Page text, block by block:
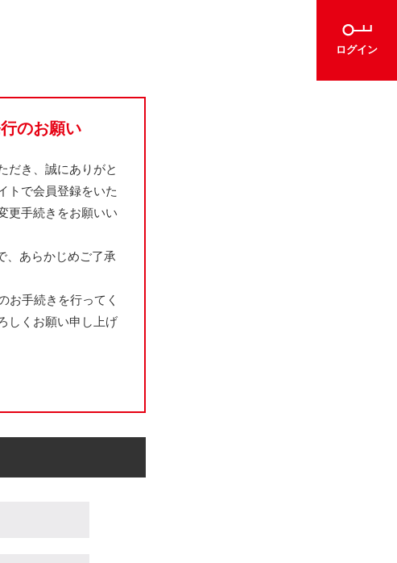
ログイン
のお願い
だき、誠にありがと
トで会員登録をいた
更手続きをお願いい
、あらかじめご了承
お手続きを行ってく
しくお願い申し上げ